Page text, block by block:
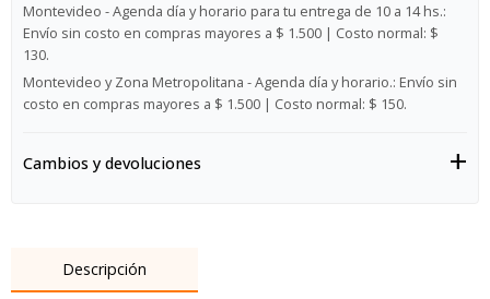
Montevideo - Agenda día y horario para tu entrega de 10 a 14 hs.:
Envío sin costo en compras mayores a $ 1.500 | Costo normal: $
130.
Montevideo y Zona Metropolitana - Agenda día y horario.: Envío sin
costo en compras mayores a $ 1.500 | Costo normal: $ 150.
Cambios y devoluciones
Descripción